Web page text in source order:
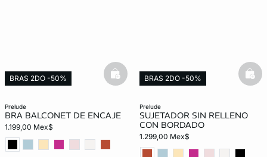
prelude
BRA BALCONET DE ENCAJE
1.199,00 Mex$
BRAS 2DO -50% basketfull
prelude
SUJETADOR SIN RELLENO
CON BORDADO
1.299,00 Mex$
BRAS 2DO -50%